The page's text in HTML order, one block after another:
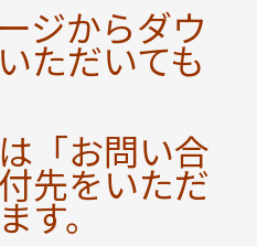
ジからダウ
ただいても
「お問い合
先をいただ
す。